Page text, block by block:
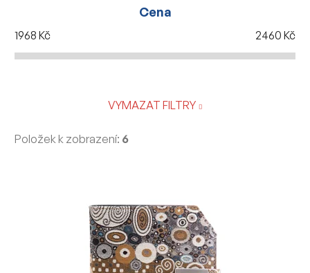
Cena
1968 Kč 2460 Kč
VYMAZAT FILTRY
Položek k zobrazení: 6